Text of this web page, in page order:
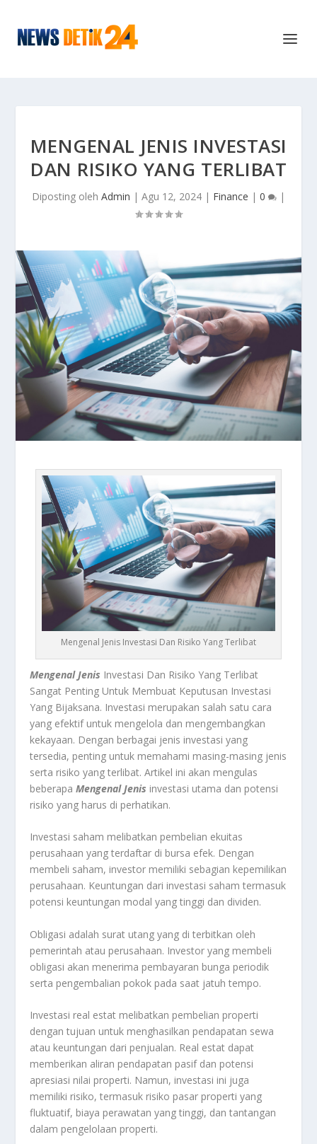
MENGENAL JENIS INVESTASI
DAN RISIKO YANG TERLIBAT
Diposting oleh Admin | Agu 12, 2024 | Finance | 0 |
Mengenal Jenis Investasi Dan Risiko Yang Terlibat
Mengenal Jenis Investasi Dan Risiko Yang Terlibat
Sangat Penting Untuk Membuat Keputusan Investasi
Yang Bijaksana. Investasi merupakan salah satu cara
yang efektif untuk mengelola dan mengembangkan
kekayaan. Dengan berbagai jenis investasi yang
tersedia, penting untuk memahami masing-masing jenis
serta risiko yang terlibat. Artikel ini akan mengulas
beberapaMengenal Jenis investasi utama dan potensi
risiko yang harus di perhatikan.
Investasi saham melibatkan pembelian ekuitas
perusahaan yang terdaftar di bursa efek. Dengan
membeli saham, investor memiliki sebagian kepemilikan
perusahaan. Keuntungan dari investasi saham termasuk
potensi keuntungan modal yang tinggi dan dividen.
Obligasi adalah surat utang yang di terbitkan oleh
pemerintah atau perusahaan. Investor yang membeli
obligasi akan menerima pembayaran bunga periodik
serta pengembalian pokok pada saat jatuh tempo.
Investasi real estat melibatkan pembelian properti
dengan tujuan untuk menghasilkan pendapatan sewa
atau keuntungan dari penjualan. Real estat dapat
memberikan aliran pendapatan pasif dan potensi
apresiasi nilai properti. Namun, investasi ini juga
memiliki risiko, termasuk risiko pasar properti yang
fluktuatif, biaya perawatan yang tinggi, dan tantangan
dalam pengelolaan properti.